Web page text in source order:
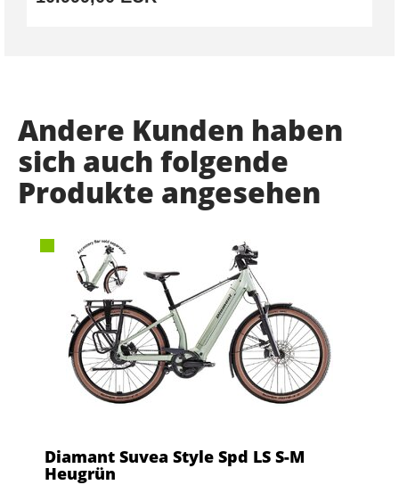
Andere Kunden haben
sich auch folgende
Produkte angesehen
Diamant Suvea Style Spd LS S-M
Heugrün